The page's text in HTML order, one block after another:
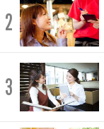
2
3